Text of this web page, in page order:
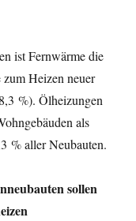
ist Fernwärme die
Heizen neuer
%). Ölheizungen
als
% aller Neubauten.
sollen